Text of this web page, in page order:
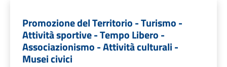
Promozione del Territorio - Turismo -
Attività sportive - Tempo Libero -
Associazionismo - Attività culturali -
Musei civici